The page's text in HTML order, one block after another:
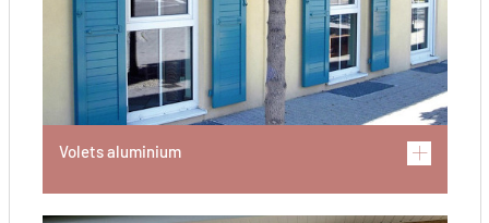
Volets aluminium